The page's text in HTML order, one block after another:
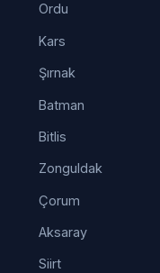
Ordu
Kars
Şırnak
Batman
Bitlis
Zonguldak
Çorum
Aksaray
Siirt